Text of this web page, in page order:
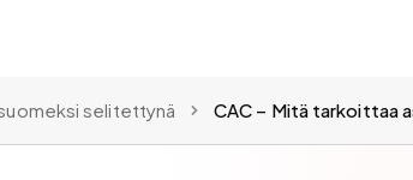
selitettynä